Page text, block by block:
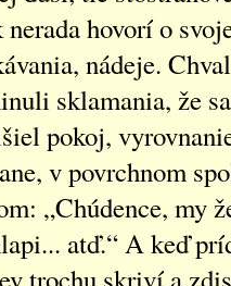
nerada hovorí o
nádeje.
sklamania, že
pokoj,
v povrchnom
„Chúdence, my
atď.“ A keď